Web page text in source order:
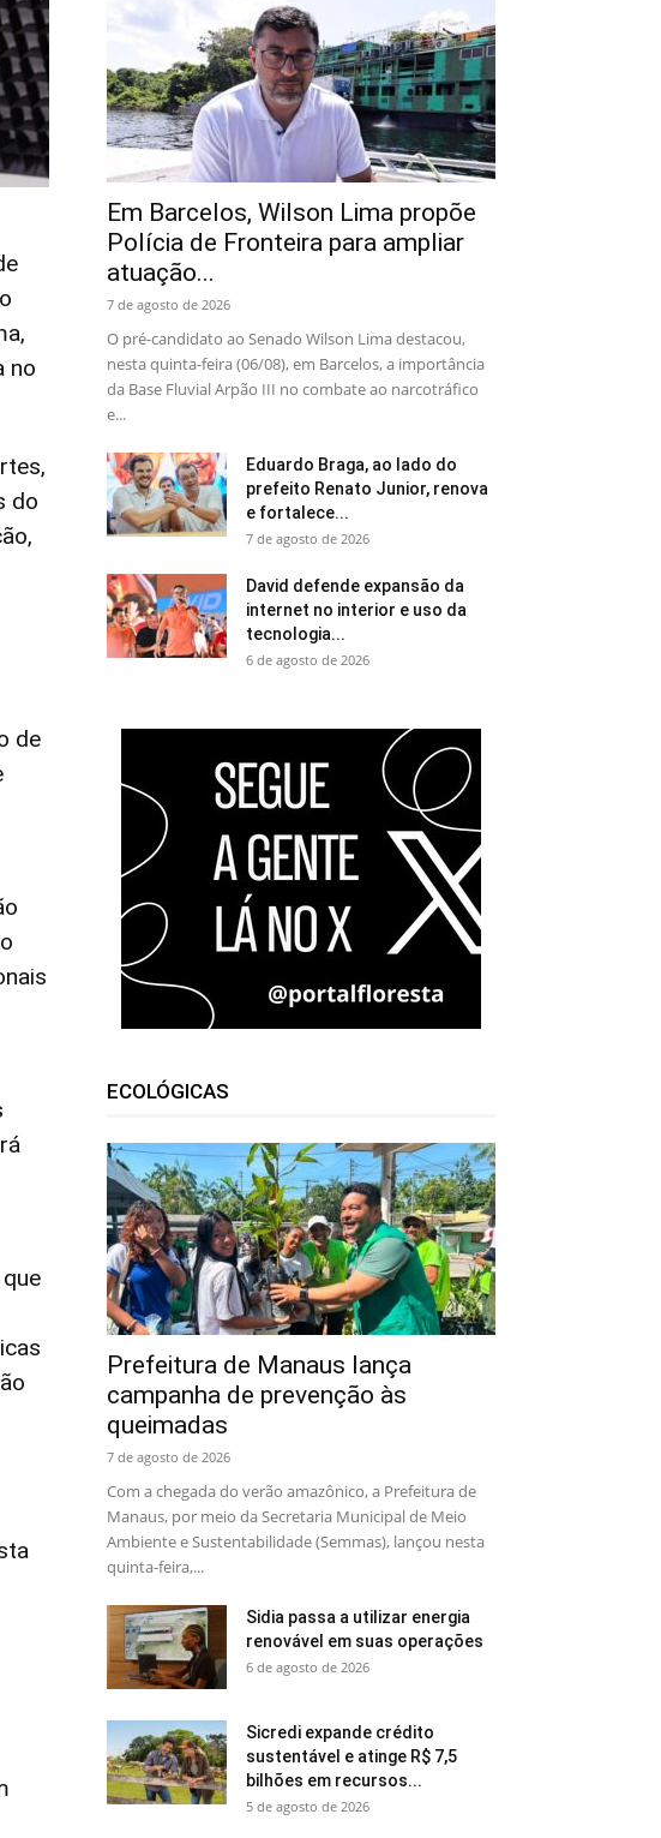
no
do
de
Em Barcelos, Wilson Lima propõe
Polícia de Fronteira para ampliar
atuação...
7 de agosto de 2026
O pré-candidato ao Senado Wilson Lima destacou,
nesta quinta-feira (06/08), em Barcelos, a importância
da Base Fluvial Arpão III no combate ao narcotráfico
e...
Eduardo Braga, ao lado do
prefeito Renato Junior, renova
e fortalece...
7 de agosto de 2026
David defende expansão da
internet no interior e uso da
tecnologia...
6 de agosto de 2026
ECOLÓGICAS
Prefeitura de Manaus lança
campanha de prevenção às
queimadas
7 de agosto de 2026
Com a chegada do verão amazônico, a Prefeitura de
Manaus, por meio da Secretaria Municipal de Meio
Ambiente e Sustentabilidade (Semmas), lançou nesta
quinta-feira,...
Sidia passa a utilizar energia
renovável em suas operações
6 de agosto de 2026
Sicredi expande crédito
sustentável e atinge R$ 7,5
bilhões em recursos...
5 de agosto de 2026